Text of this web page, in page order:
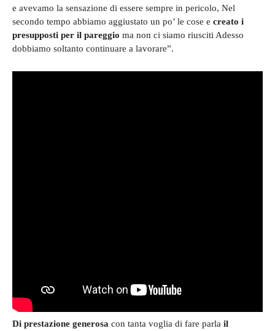
e avevamo la sensazione di essere sempre in pericolo, Nel
secondo tempo abbiamo aggiustato un po’ le cose e creato i
presupposti per il pareggio ma non ci siamo riusciti Adesso
dobbiamo soltanto continuare a lavorare”.
Di prestazione generosa con tanta voglia di fare parla il